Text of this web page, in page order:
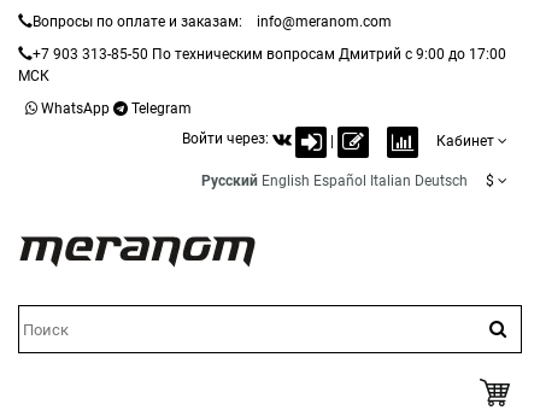
Вопросы по оплате и заказам:
info@meranom.com
+7 903 313-85-50 По техническим вопросам Дмитрий с 9:00 до 17:00
МСК
WhatsApp
Telegram
Войти через:
Кабинет
Русский English Español Italian Deutsch $